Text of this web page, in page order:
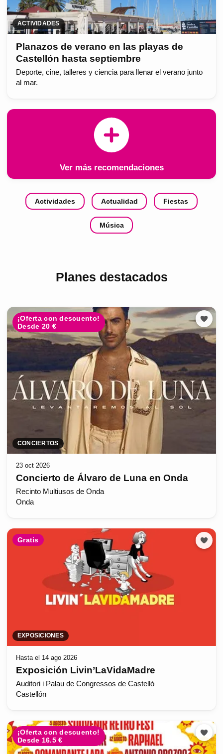
ACTIVIDADES
Planazos de verano en las playas de
Castellón hasta septiembre
Deporte, cine, talleres y ciencia para llenar el verano junto
al mar.
Ver más recomendaciones
Actividades Actualidad Fiestas
Música
Planes destacados
¡Oferta con descuento!
Desde 20 €
CONCIERTOS
23 oct 2026
Concierto de Álvaro de Luna en Onda
Recinto Multiusos de Onda
Onda
Gratis
EXPOSICIONES
Hasta el 14 ago 2026
Exposición Livin’LaVidaMadre
Auditori i Palau de Congressos de Castelló
Castellón
¡Oferta con descuento!
Desde 16.5 €